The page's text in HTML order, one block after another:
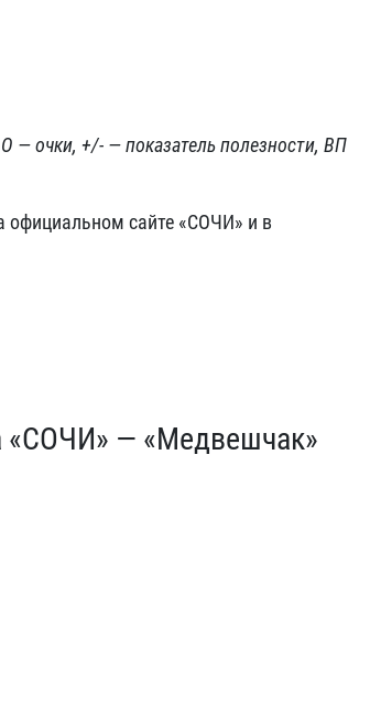
очки, +/- — показатель полезности, ВП
официальном сайте «СОЧИ» и в
«СОЧИ» — «Медвешчак»